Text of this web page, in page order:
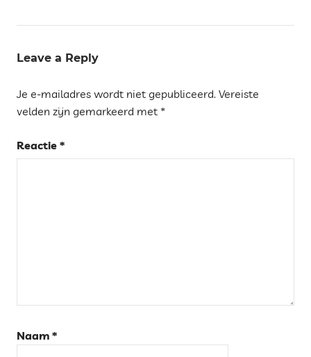
Leave a Reply
Je e-mailadres wordt niet gepubliceerd. Vereiste
velden zijn gemarkeerd met *
Reactie *
Naam *